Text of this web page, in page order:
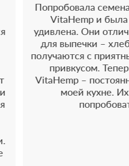
Попробовала
VitaHemp и
удивлена. Они
для выпечки –
получаются с
привкусом.
VitaHemp –
моей кухне.